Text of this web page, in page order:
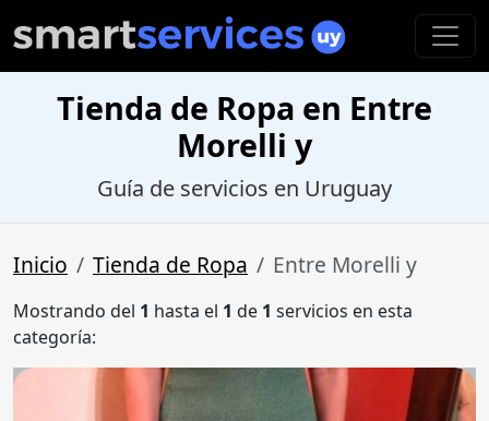
Tienda de Ropa en Entre
Morelli y
Guía de servicios en Uruguay
Inicio Tienda de Ropa Entre Morelli y
Mostrando del 1 hasta el 1 de 1 servicios en esta
categoría: